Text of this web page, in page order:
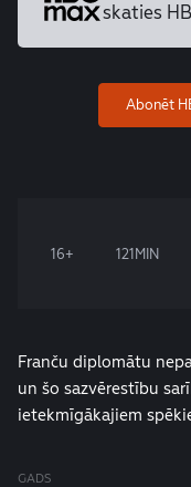
skaties
Abonēt
16+ 121MIN
Franču diplomātu
un šo sazvērestību
ietekmīgākajiem
GADS